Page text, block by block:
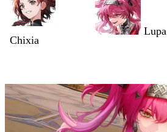
Chixia
Lupa